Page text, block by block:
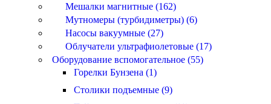
Мешалки магнитные (162)
Мутномеры (турбидиметры) (6)
Насосы вакуумные (27)
Облучатели ультрафиолетовые (17)
Оборудование вспомогательное (55)
Горелки Бунзена (1)
Столики подъемные (9)